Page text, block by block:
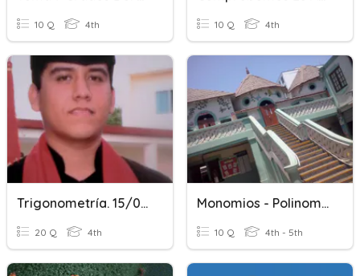
10 Q 4th 10 Q 4th
Trigonometría. 15/02/2021
20 Q 4th
Monomios - Polinomios -. Grados
10 Q 4th - 5th